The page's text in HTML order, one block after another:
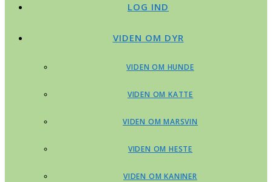
LOG IND
VIDEN OM DYR
VIDEN OM HUNDE
VIDEN OM KATTE
VIDEN OM MARSVIN
VIDEN OM HESTE
VIDEN OM KANINER